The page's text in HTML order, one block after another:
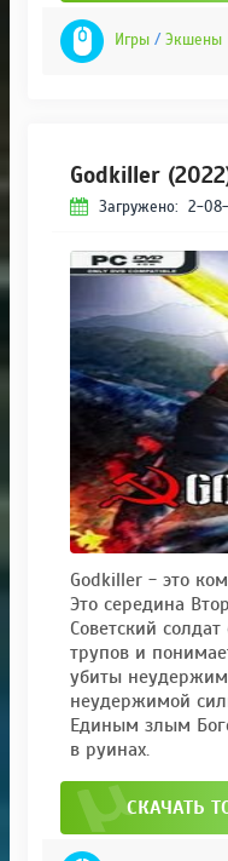
Игры / Экшены
Godkiller
Загружено: 2-08-
Godkiller - это
Это середина
Советский
трупов и
убиты
неудержимой
Единым злым
в руинах.
СКАЧАТЬ